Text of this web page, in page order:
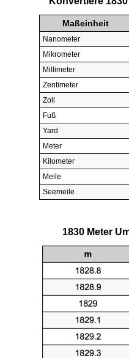
Maßeinheit
Nanometer
Mikrometer
Millimeter
Zentimeter
Zoll
Fuß
Yard
Meter
Kilometer
Meile
Seemeile
1830 Meter